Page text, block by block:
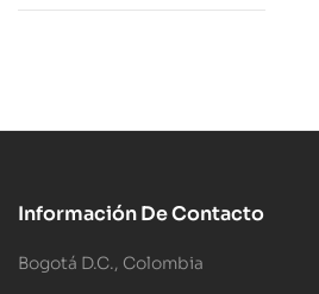
Información De Contacto
Bogotá D.C., Colombia